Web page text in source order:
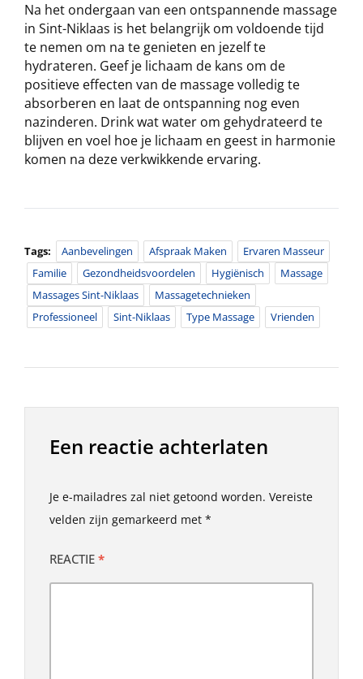
Na het ondergaan van een ontspannende massage
in Sint-Niklaas is het belangrijk om voldoende tijd
te nemen om na te genieten en jezelf te
hydrateren. Geef je lichaam de kans om de
positieve effecten van de massage volledig te
absorberen en laat de ontspanning nog even
nazinderen. Drink wat water om gehydrateerd te
blijven en voel hoe je lichaam en geest in harmonie
komen na deze verkwikkende ervaring.
Tags: Aanbevelingen Afspraak Maken
Ervaren Masseur
Familie
Gezondheidsvoordelen Hygiënisch
Massage
Massages Sint-Niklaas
Massagetechnieken
Professioneel
Sint-Niklaas Type Massage Vrienden
Een reactie achterlaten
Je e-mailadres zal niet getoond worden. Vereiste
velden zijn gemarkeerd met *
REACTIE *